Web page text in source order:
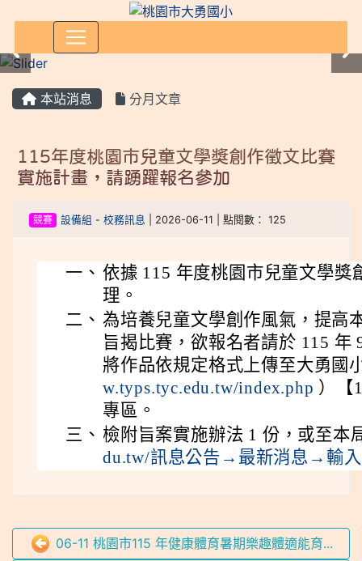
本站消息 分月文章
115年度桃園市兒童文學獎創作徵文比賽
實施計畫，請踴躍報名參加
競賽 設備組 - 校務訊息 | 2026-06-11 | 點閱數： 125
一、 依據 115 年度桃園市兒童文學獎
理。
二、 為培養兒童文學創作風氣，提高
旨揭比賽，欲報名者請於 115 年
將作品依規定格式上傳至大勇國
w.typs.tyc.edu.tw/index.php ）【
專區。
三、 檢附旨案實施辦法 1 份，或至本
du.tw/訊息公告→最新消息→輸
06-11 桃園市115 年健康體育暑期樂趣體適能育...